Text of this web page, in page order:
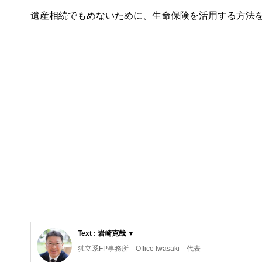
遺産相続でもめないために、生命保険を活用する方法
Text : 岩崎克哉 ▼
独立系FP事務所 Office Iwasaki 代表